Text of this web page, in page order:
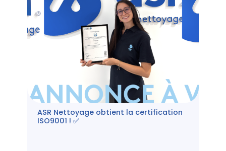
ASR Nettoyage obtient la certification
ISO9001 ! ✅